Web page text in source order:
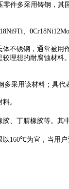
零件多采用铸钢，其
体不锈钢，通常被
理想的耐腐蚀材料。
多采用该材料；具代
。
、丁腈橡胶等。
以 160℃为宜，当用